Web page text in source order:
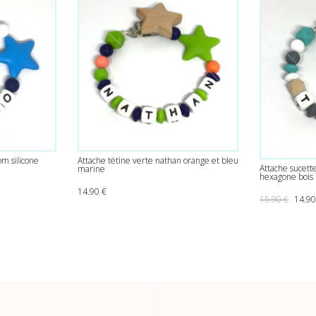
silicone
€.
est : 13.00 €.
Attache tétine verte nathan orange et bleu
marine
14.90 €
Attache
hexagone bois
15.90€ Le
14.90